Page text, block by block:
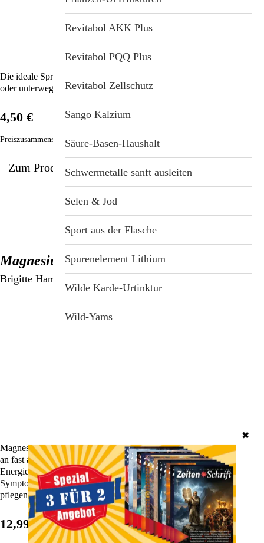
Die ideale Sprühflasche für das Magnesiumöl – egal ob für zu Hause
oder unterwegs!
Zum Produkt
4,50 €
Preiszusammensetzung
Magnesiumöl (Buch)
Brigitte Hamann
Magnesium kann Ihr Leben verändern! Denn das Schlüsselmineral ist
an fast allen Vorgängen im Körper beteiligt. Ob Sie mehr Kraft,
Energie, Vitalität oder gute Laune haben wollen, ob Sie an bestimmten
Symptomen oder Erkrankungen leiden oder sich verjüngen und
pflegen möchten - Magnesium wird Sie effektiv unterstützen.
12,99 €
✖
Revitabol AKK Plus
Revitabol PQQ Plus
Revitabol Zellschutz
Sango Kalzium
Säure-Basen-Haushalt
Schwermetalle sanft ausleiten
Selen & Jod
Sport aus der Flasche
Spurenelement Lithium
Wilde Karde-Urtinktur
Wild-Yams